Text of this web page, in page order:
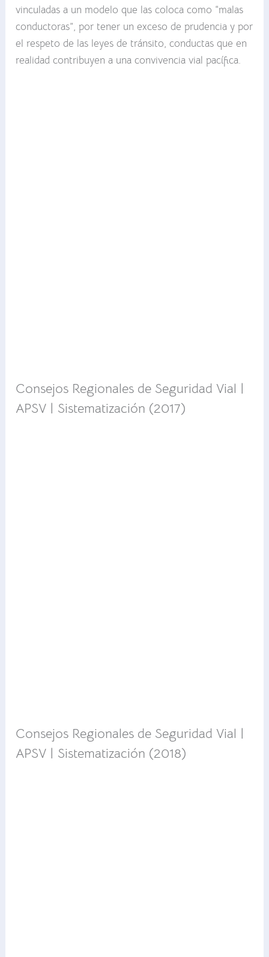
vinculadas a un modelo que las coloca como “malas
conductoras”, por tener un exceso de prudencia y por
el respeto de las leyes de tránsito, conductas que en
realidad contribuyen a una convivencia vial pacífica.
Consejos Regionales de Seguridad Vial |
APSV | Sistematización (2017)
Consejos Regionales de Seguridad Vial |
APSV | Sistematización (2018)